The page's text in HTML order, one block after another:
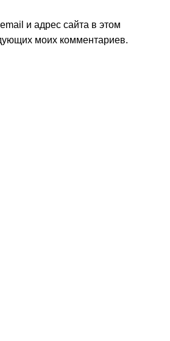
и адрес сайта в этом
моих комментариев.